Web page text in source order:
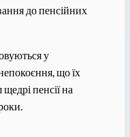
до пенсійних
у
що їх
пенсії на